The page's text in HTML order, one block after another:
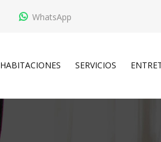
WhatsApp
HABITACIONES SERVICIOS